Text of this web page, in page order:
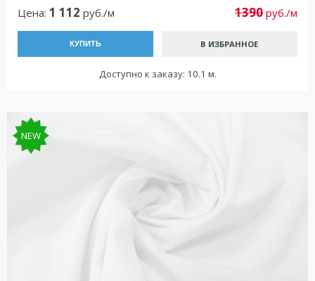
Цена: 1 112 руб./м 1390 руб./м
КУПИТЬ В ИЗБРАННОЕ
Доступно к заказу: 10.1 м.
NEW